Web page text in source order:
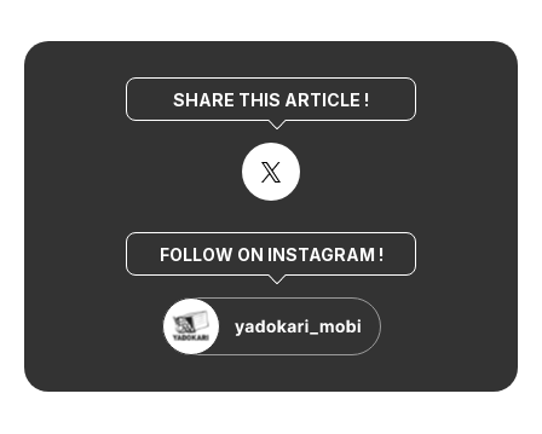
SHARE THIS ARTICLE !
FOLLOW ON INSTAGRAM !